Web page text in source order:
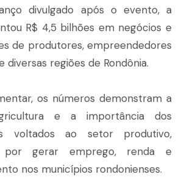
divulgado após o evento, a
R$ 4,5 bilhões em negócios e
de produtores, empreendedores
diversas regiões de Rondônia.
os números demonstram a
e a importância dos
voltados ao setor produtivo,
por gerar emprego, renda e
nos municípios rondonienses.